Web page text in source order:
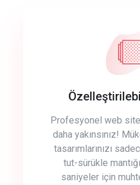
Profesyonel web site
daha yakınsınız!
tasarımlarınızı
tut-sürükle
saniyeler için